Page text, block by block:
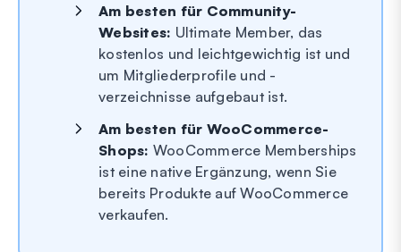
Am besten für Community-
Websites: Ultimate Member, das
kostenlos und leichtgewichtig ist und
um Mitgliederprofile und -
verzeichnisse aufgebaut ist.
Am besten für WooCommerce-
Shops: WooCommerce Memberships
ist eine native Ergänzung, wenn Sie
bereits Produkte auf WooCommerce
verkaufen.